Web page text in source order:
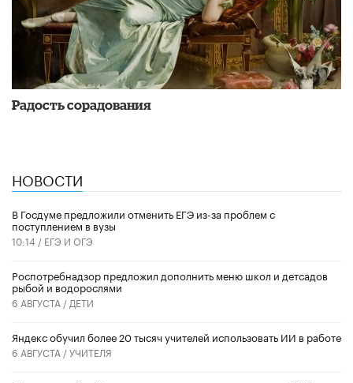
Радость сорадования
НОВОСТИ
В Госдуме предложили отменить ЕГЭ из-за проблем с
поступлением в вузы
10:14 / ЕГЭ И ОГЭ
Роспотребнадзор предложил дополнить меню школ и детсадов
рыбой и водорослями
6 АВГУСТА / ДЕТИ
​Яндекс обучил более 20 тысяч учителей использовать ИИ в работе
6 АВГУСТА /УЧИТЕЛЯ